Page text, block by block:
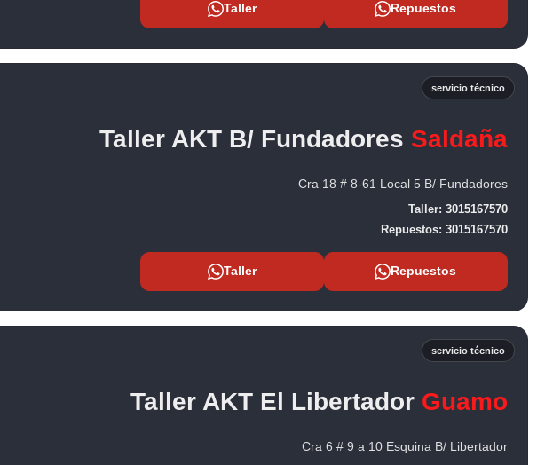
Taller Repuestos
servicio técnico
Taller AKT B/ Fundadores Saldaña
Cra 18 # 8-61 Local 5 B/ Fundadores
Taller: 3015167570
Repuestos: 3015167570
Taller Repuestos
servicio técnico
Taller AKT El Libertador Guamo
Cra 6 # 9 a 10 Esquina B/ Libertador